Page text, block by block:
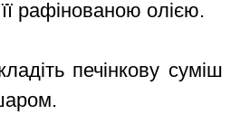
її рафінованою олією.
печінкову суміш